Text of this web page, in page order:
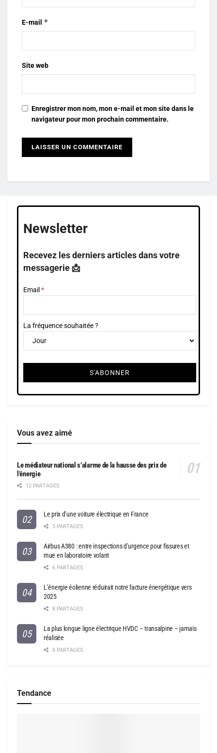
E-mail *
Site web
Enregistrer mon nom, mon e-mail et mon site dans le
navigateur pour mon prochain commentaire.
Newsletter
Recevez les derniers articles dans votre
messagerie 📩
Email
La fréquence souhaitée ?
Vous avez aimé
Le médiateur national s’alarme de la hausse des prix de
l’énergie
12 PARTAGES
Le prix d’une voiture électrique en France
5 PARTAGES
Airbus A380 : entre inspections d’urgence pour fissures et
mue en laboratoire volant
6 PARTAGES
L’énergie éolienne réduirait notre facture énergétique vers
2025
8 PARTAGES
La plus longue ligne électrique HVDC – transalpine – jamais
réalisée
8 PARTAGES
Tendance